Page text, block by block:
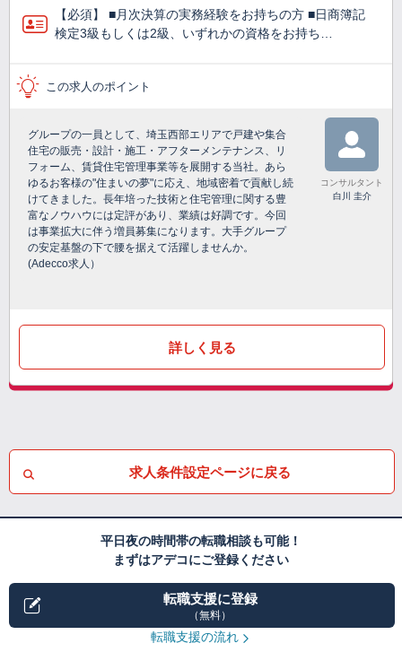
【必須】 ■月次決算の実務経験をお持ちの方 ■日商簿記
検定3級もしくは2級、いずれかの資格をお持ち…
この求人のポイント
グループの一員として、埼玉西部エリアで戸建や集合
住宅の販売・設計・施工・アフターメンテナンス、リ
フォーム、賃貸住宅管理事業等を展開する当社。あら
ゆるお客様の"住まいの夢"に応え、地域密着で貢献し続
けてきました。長年培った技術と住宅管理に関する豊
富なノウハウには定評があり、業績は好調です。今回
は事業拡大に伴う増員募集になります。大手グループ
の安定基盤の下で腰を据えて活躍しませんか。
(Adecco求人）
コンサルタント
白川 圭介
詳しく見る
求人条件設定ページに戻る
平日夜の時間帯の転職相談も可能！
まずはアデコにご登録ください
転職支援に登録
（無料）
転職支援の流れ